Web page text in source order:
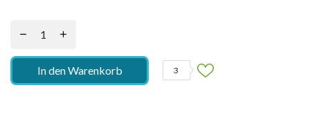
In den Warenkorb 3